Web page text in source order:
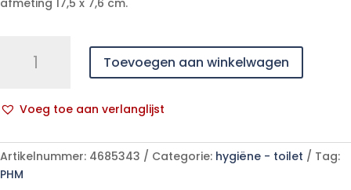
afmeting 17,5 x 7,6 cm.
Premium
0.5D1
28
aantal
Toevoegen aan winkelwagen
Voeg toe aan verlanglijst
l
t
e
Artikelnummer: 4685343 Categorie: hygiëne - toilet
Tag:
PHM